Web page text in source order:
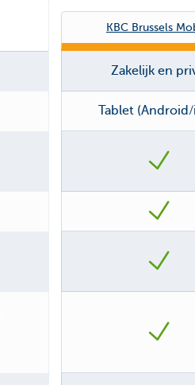
KBC Brussels
Zakelijk en
Tablet